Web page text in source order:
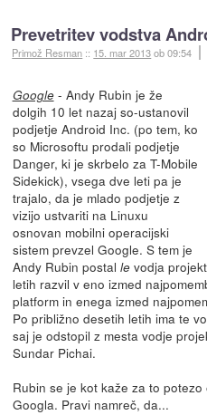
Prevetritev vodstva
Primož Resman :: 15. mar 2013ob 09:54
Google- Andy Rubin je že
dolgih 10 let nazaj so-ustanovil
podjetje Android Inc. (po tem, ko
so Microsoftu prodali podjetje
Danger, ki je skrbelo za T-Mobile
Sidekick), vsega dve leti pa je
trajalo, da je mlado podjetje z
vizijo ustvariti na Linuxu
osnovan mobilni operacijski
sistem prevzel Google. S tem je
Andy Rubin postal levodja
letih razvil v eno izmed
platform in enega izmed
Po približno desetih letih ima te
saj je odstopil z mesta vodje
Sundar Pichai.
Rubin se je kot kaže za to
Googla. Pravi namreč, da...